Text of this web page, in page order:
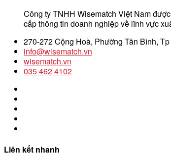
Công ty TNHH Wisematch Việt Nam
cấp thông tin doanh nghiệp về lĩnh vực
270-272 Cộng Hoà, Phường Tân Bình,
info@wisematch.vn
wisematch.vn
035 462 4102
Liên kết nhanh